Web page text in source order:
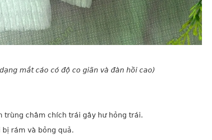
mắt cáo có độ co giãn và đàn hồi cao)
trùng châm chích trái gây hư hỏng trái.
rám và bỏng quả.